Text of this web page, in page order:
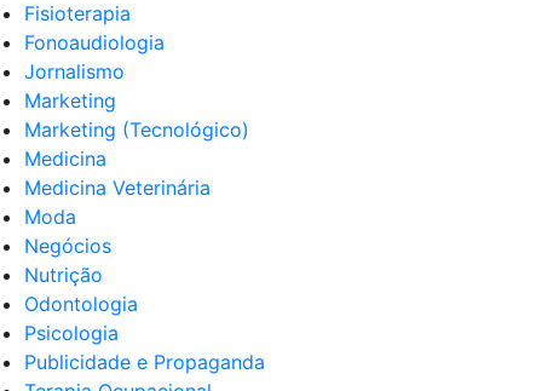
Fisioterapia
Fonoaudiologia
Jornalismo
Marketing
Marketing (Tecnológico)
Medicina
Medicina Veterinária
Moda
Negócios
Nutrição
Odontologia
Psicologia
Publicidade e Propaganda